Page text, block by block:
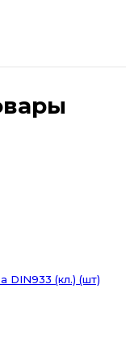
DIN933 (кл.) (шт)